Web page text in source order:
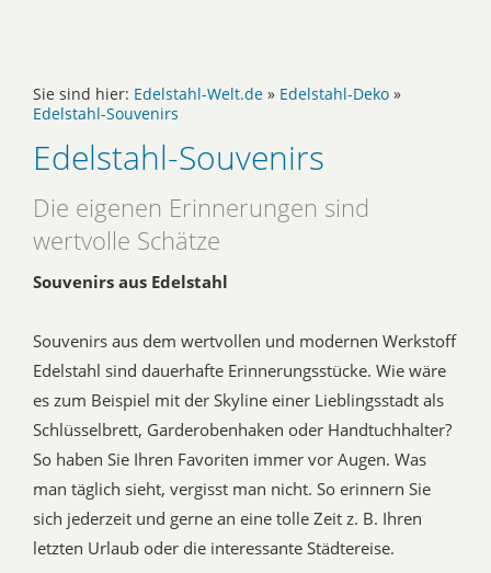
Sie sind hier: Edelstahl-Welt.de » Edelstahl-Deko »
Edelstahl-Souvenirs
Edelstahl-Souvenirs
Die eigenen Erinnerungen sind
wertvolle Schätze
Souvenirs aus Edelstahl
Souvenirs aus dem wertvollen und modernen Werkstoff
Edelstahl sind dauerhafte Erinnerungsstücke. Wie wäre
es zum Beispiel mit der Skyline einer Lieblingsstadt als
Schlüsselbrett, Garderobenhaken oder Handtuchhalter?
So haben Sie Ihren Favoriten immer vor Augen. Was
man täglich sieht, vergisst man nicht. So erinnern Sie
sich jederzeit und gerne an eine tolle Zeit z. B. Ihren
letzten Urlaub oder die interessante Städtereise.